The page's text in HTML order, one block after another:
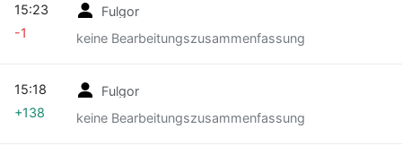
Fulgor
keine Bearbeitungszusammenfassung
15:23
-1
Fulgor
keine Bearbeitungszusammenfassung
15:18
+138